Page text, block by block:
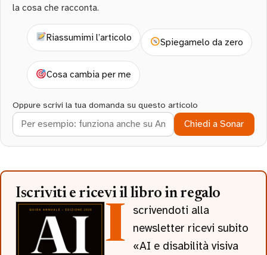
la cosa che racconta.
Riassumimi l’articolo Spiegamelo da zero
Cosa cambia per me
Oppure scrivi la tua domanda su questo articolo
Chiedi a Sonar
Iscriviti e ricevi il libro in regalo
Iscrivendoti alla
newsletter ricevi subito
«AI e disabilità visiva